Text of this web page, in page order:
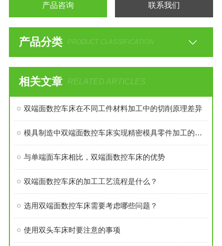
产品咨询 联系我们
产品分类 PRODUCT CLASSIFICATION
相关文章 RELATED ARTICLES
双端面数控车床在不同工件材料加工中的切削原理差异
模具制造中双端面数控车床实现精密模具零件加工的应用技巧
与单端面车床相比，双端面数控车床的优势
双端面数控车床的加工工艺流程是什么？
选用双端面数控车床需要考虑哪些问题？
使用双头车床时要注意的事项